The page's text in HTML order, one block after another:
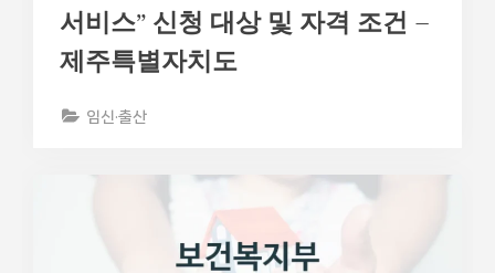
서비스” 신청 대상 및 자격 조건 –
제주특별자치도
임신·출산